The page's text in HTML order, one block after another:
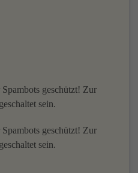
geschützt! Zur
sein.
geschützt! Zur
sein.